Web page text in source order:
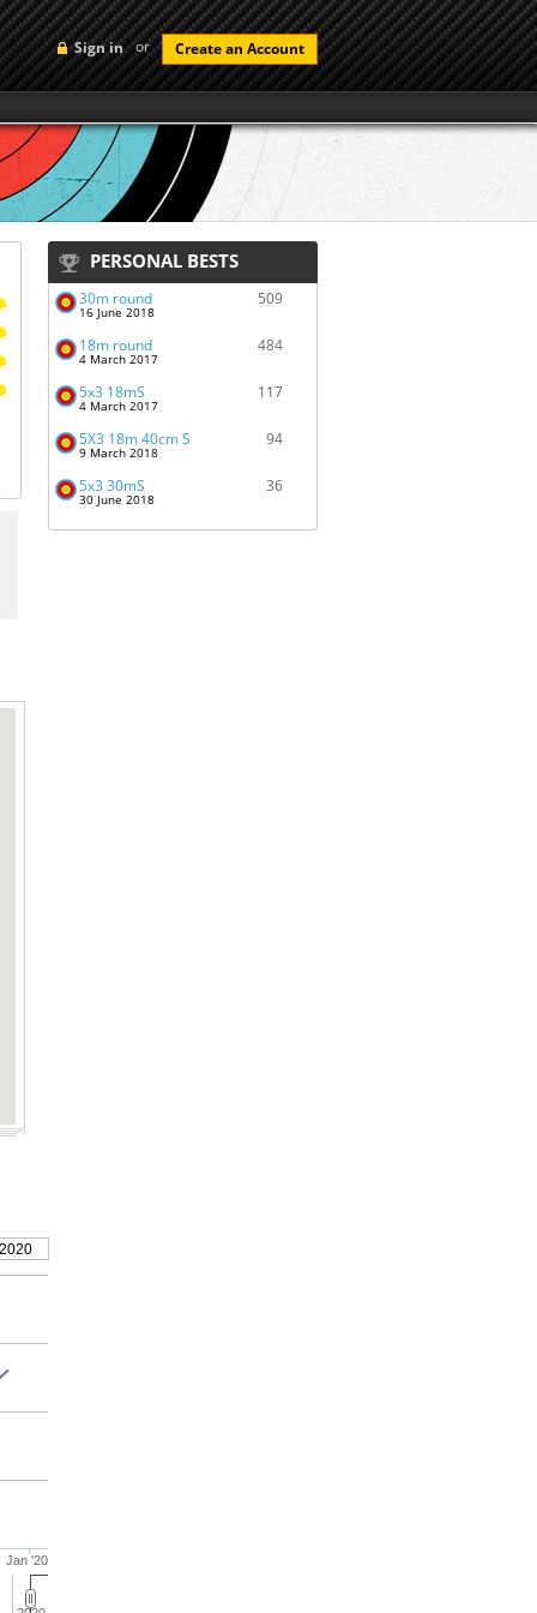
Sign in or Create an Account
Jan '20
PERSONAL BESTS
30m round
16 June 2018
509
18m round
4 March 2017
484
5x3 18mS
4 March 2017
117
5X3 18m 40cm S
9 March 2018
94
5x3 30mS
30 June 2018
36